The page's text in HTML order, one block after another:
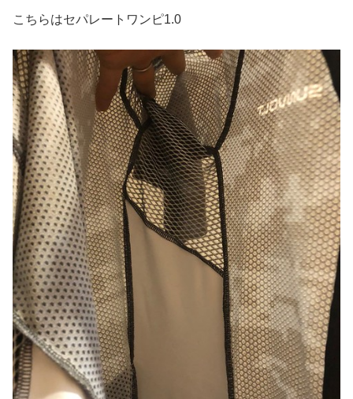
こちらはセパレートワンピ1.0